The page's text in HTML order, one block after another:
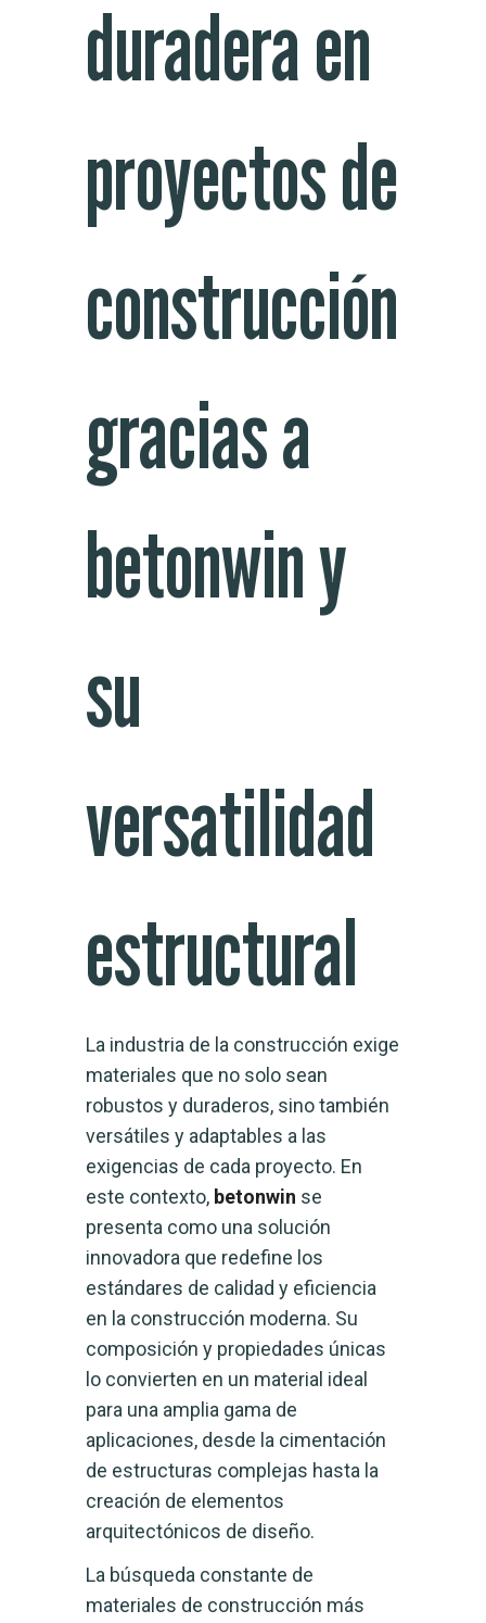
duradera en
proyectos de
construcción
gracias a
betonwin y
su
versatilidad
estructural
La industria de la construcción exige
materiales que no solo sean
robustos y duraderos, sino también
versátiles y adaptables a las
exigencias de cada proyecto. En
este contexto, betonwin se
presenta como una solución
innovadora que redefine los
estándares de calidad y eficiencia
en la construcción moderna. Su
composición y propiedades únicas
lo convierten en un material ideal
para una amplia gama de
aplicaciones, desde la cimentación
de estructuras complejas hasta la
creación de elementos
arquitectónicos de diseño.
La búsqueda constante de
materiales de construcción más